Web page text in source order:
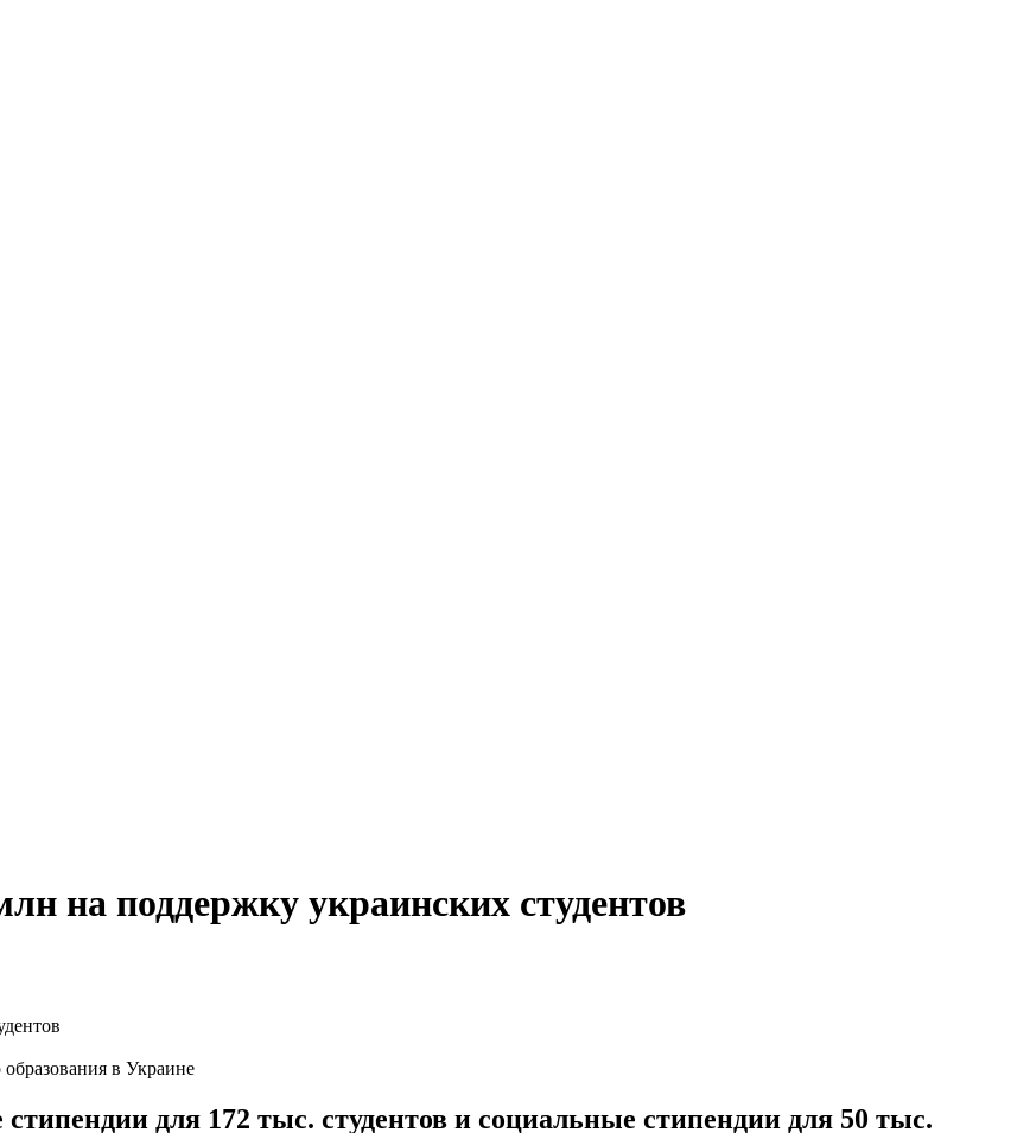
на поддержку украинских студентов
в Украине
для 172 тыс. студентов и социальные стипендии для 50 тыс.